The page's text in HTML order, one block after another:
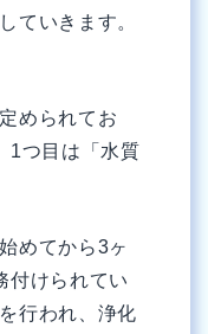
ていきます。
められてお
1つ目は「水質
めてから3ヶ
付けられてい
行われ、浄化